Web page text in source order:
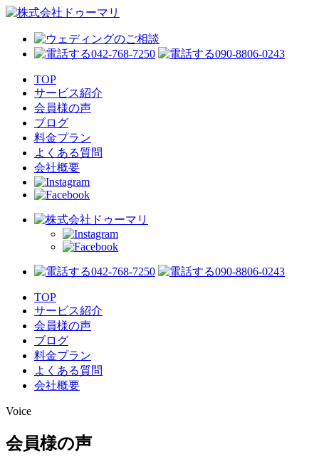
042-768-7250 090-8806-0243
TOP
サービス紹介
会員様の声
ブログ
料金プラン
よくある質問
会社概要
042-768-7250 090-8806-0243
TOP
サービス紹介
会員様の声
ブログ
料金プラン
よくある質問
会社概要
Voice
会員様の声